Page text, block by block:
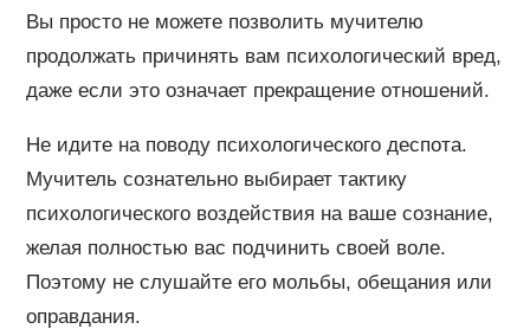
Вы просто не можете позволить мучителю
продолжать причинять вам психологический вред,
даже если это означает прекращение отношений.
Не идите на поводу психологического деспота.
Мучитель сознательно выбирает тактику
психологического воздействия на ваше сознание,
желая полностью вас подчинить своей воле.
Поэтому не слушайте его мольбы, обещания или
оправдания.